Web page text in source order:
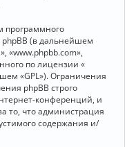
программного
(в дальнейшем
«www.phpbb.com»,
по лицензии «
«GPL»). Ограничения
phpBB строго
конференций, и
то, что администрация
содержания и/